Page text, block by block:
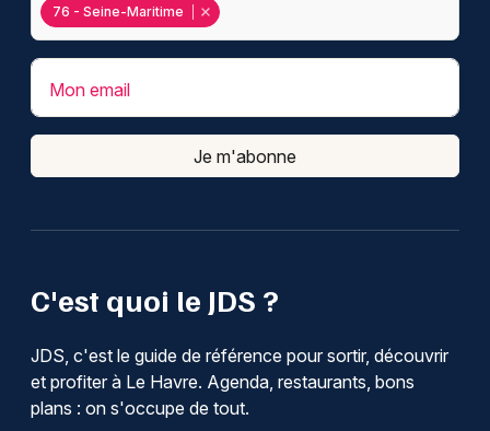
C'est quoi le JDS ?
JDS, c'est le guide de référence pour sortir, découvrir
et profiter à Le Havre. Agenda, restaurants, bons
plans : on s'occupe de tout.
76 - Seine-Maritime
Mon email
Je m'abonne